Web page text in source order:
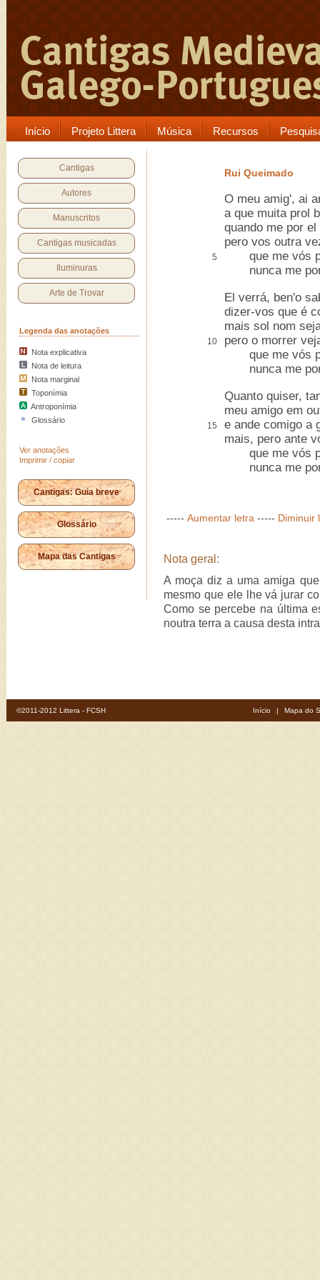
Início Projeto Littera Música Recursos
Cantigas
Autores
Manuscritos
Cantigas musicadas
Iluminuras
Arte de Trovar
Legenda das anotações
Nota explicativa
Nota de leitura
Nota marginal
Toponímia
Antroponímia
Glossário
Ver anotações
Imprimir / copiar
Cantigas: Guia breve
Glossário
Mapa das Cantigas
Rui Queimado
O meu amig', ai
a que muita prol
quando me por
pero vos outra
5
que me vós
nunca me por
El verrá, ben'o
dizer-vos que é
mais sol nom
10
pero o morrer
que me vós
nunca me por
Quanto quiser,
meu amigo em
15
e ande comigo a
mais, pero ante
que me vós
nunca me por
----- Aumentar letra ----- Diminuir
Nota geral:
A moça diz a uma amiga
mesmo que ele lhe vá jurar
Como se percebe na última
noutra terra a causa desta
©2011-2012 Littera - FCSH Início | Mapa do